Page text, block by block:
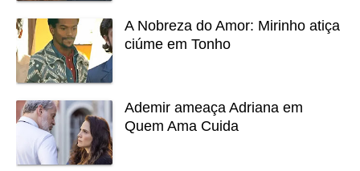
A Nobreza do Amor: Mirinho atiça
ciúme em Tonho
Ademir ameaça Adriana em
Quem Ama Cuida